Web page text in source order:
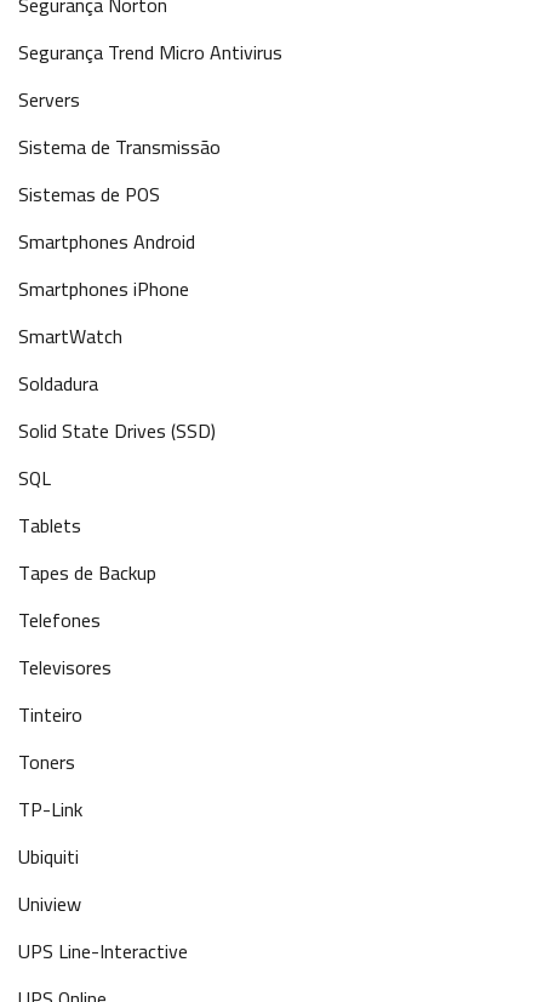
Segurança Trend Micro Antivirus
Servers
Sistema de Transmissão
Sistemas de POS
Smartphones Android
Smartphones iPhone
SmartWatch
Soldadura
Solid State Drives (SSD)
SQL
Tablets
Tapes de Backup
Telefones
Televisores
Tinteiro
Toners
TP-Link
Ubiquiti
Uniview
UPS Line-Interactive